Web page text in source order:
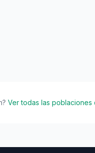
Ver todas las